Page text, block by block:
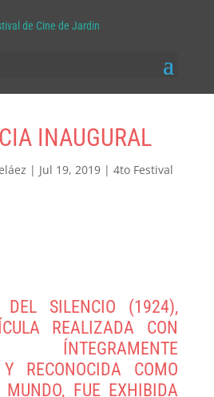
INAUGURAL
| Jul 19, 2019| 4to Festival
DEL SILENCIO (1924),
REALIZADA CON
Y RECONOCIDA COMO
FUE EXHIBIDA